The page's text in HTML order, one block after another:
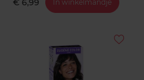
€ 6,99 In winkelmandje